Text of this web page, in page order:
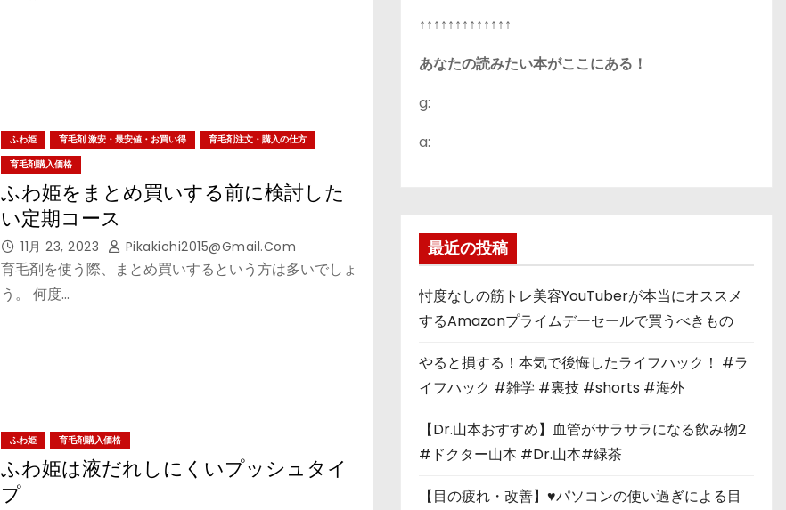
ふわ姫 育毛剤 激安・最安値・お買い得
育毛剤注文・購入の仕方
育毛剤購入価格
ふわ姫をまとめ買いする前に検討した
い定期コース
11月 23, 2023 Pikakichi2015@gmail.com
育毛剤を使う際、まとめ買いするという方は多いでしょ
う。 何度…
ふわ姫 育毛剤購入価格
ふわ姫は液だれしにくいプッシュタイ
プ
↑↑↑↑↑↑↑↑↑↑↑↑↑
あなたの読みたい本がここにある！
g:
a:
最近の投稿
忖度なしの筋トレ美容YouTuberが本当にオススメ
するAmazonプライムデーセールで買うべきもの
やると損する！本気で後悔したライフハック！ #ラ
イフハック #雑学 #裏技 #shorts #海外
【Dr.山本おすすめ】血管がサラサラになる飲み物2
#ドクター山本 #Dr.山本#緑茶
【目の疲れ・改善】♥パソコンの使い過ぎによる目